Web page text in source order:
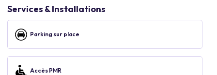
Services & Installations
Parking sur place
Accès PMR